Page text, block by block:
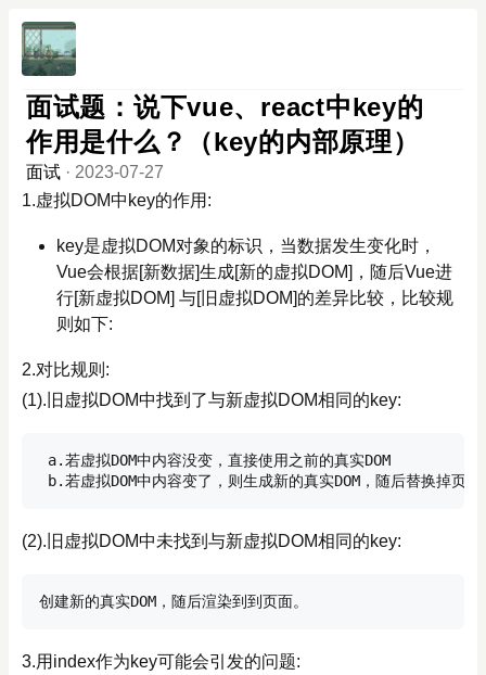
面试题：说下vue、react中key的
作用是什么？（key的内部原理）
面试 · 2023-07-27
1.虚拟DOM中key的作用:
key是虚拟DOM对象的标识，当数据发生变化时，
Vue会根据[新数据]生成[新的虚拟DOM]，随后Vue进
行[新虚拟DOM] 与[旧虚拟DOM]的差异比较，比较规
则如下:
2.对比规则:
(1).旧虚拟DOM中找到了与新虚拟DOM相同的key:
a.若虚拟DOM中内容没变，直接使用之前的真实DOM
b.若虚拟DOM中内容变了，则生成新的真实DOM，随后替换掉页面
(2).旧虚拟DOM中未找到与新虚拟DOM相同的key:
3.用index作为key可能会引发的问题: